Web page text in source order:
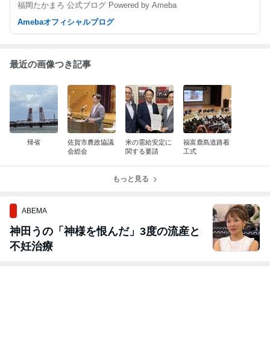
福岡たかまろ 公式ブログ Powered by Ameba
Amebaオフィシャルブログ
最近の画像つき記事
帰省
佐賀市農政協議
会総会
米の需給安定に
関する要請
福富鹿島道路着
工式
もっと見る
ABEMA
神田うの「神様を恨んだ」3度の流産と
不妊治療